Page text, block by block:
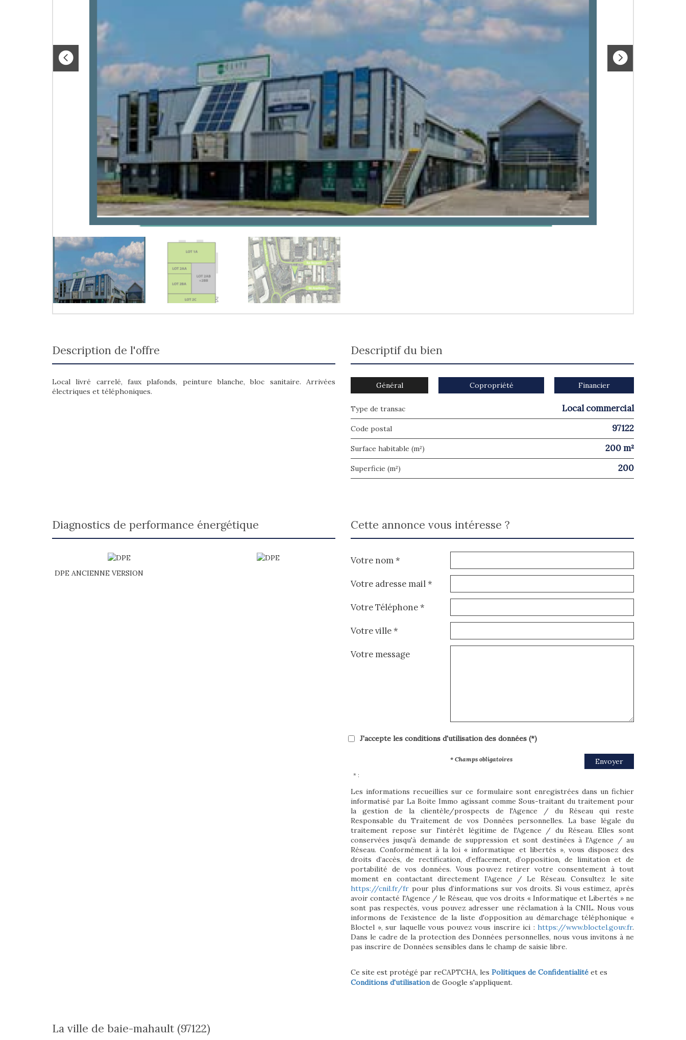
description de l'offre
Local livré carrelé, faux plafonds, peinture blanche, bloc sanitaire. Arrivées
électriques et téléphoniques.
descriptif du bien
Général Copropriété Financier
Type de transac Local commercial
Code postal 97122
Surface habitable (m²) 200 m²
Superficie (m²) 200
diagnostics de performance énergétique
DPE ANCIENNE VERSION
cette annonce vous intéresse ?
Votre nom *
Votre adresse mail *
Votre Téléphone *
Votre ville *
Votre message
J'accepte les conditions d'utilisation des données (*)
Envoyer
* Champs obligatoires
* :
Les informations recueillies sur ce formulaire sont enregistrées dans un fichier
informatisé par La Boite Immo agissant comme Sous-traitant du traitement pour
la gestion de la clientèle/prospects de l'Agence / du Réseau qui reste
Responsable du Traitement de vos Données personnelles. La base légale du
traitement repose sur l'intérêt légitime de l'Agence / du Réseau. Elles sont
conservées jusqu'à demande de suppression et sont destinées à l'Agence / au
Réseau. Conformément à la loi « informatique et libertés », vous disposez des
droits d’accès, de rectification, d’effacement, d’opposition, de limitation et de
portabilité de vos données. Vous pouvez retirer votre consentement à tout
moment en contactant directement l’Agence / Le Réseau. Consultez le site
https://cnil.fr/fr pour plus d’informations sur vos droits. Si vous estimez, après
avoir contacté l'Agence / le Réseau, que vos droits « Informatique et Libertés » ne
sont pas respectés, vous pouvez adresser une réclamation à la CNIL. Nous vous
informons de l’existence de la liste d'opposition au démarchage téléphonique «
Bloctel », sur laquelle vous pouvez vous inscrire ici : https://www.bloctel.gouv.fr.
Dans le cadre de la protection des Données personnelles, nous vous invitons à ne
pas inscrire de Données sensibles dans le champ de saisie libre.
Ce site est protégé par reCAPTCHA, les Politiques de Confidentialité et es
Conditions d'utilisationde Google s'appliquent.
la ville de baie-mahault (97122)